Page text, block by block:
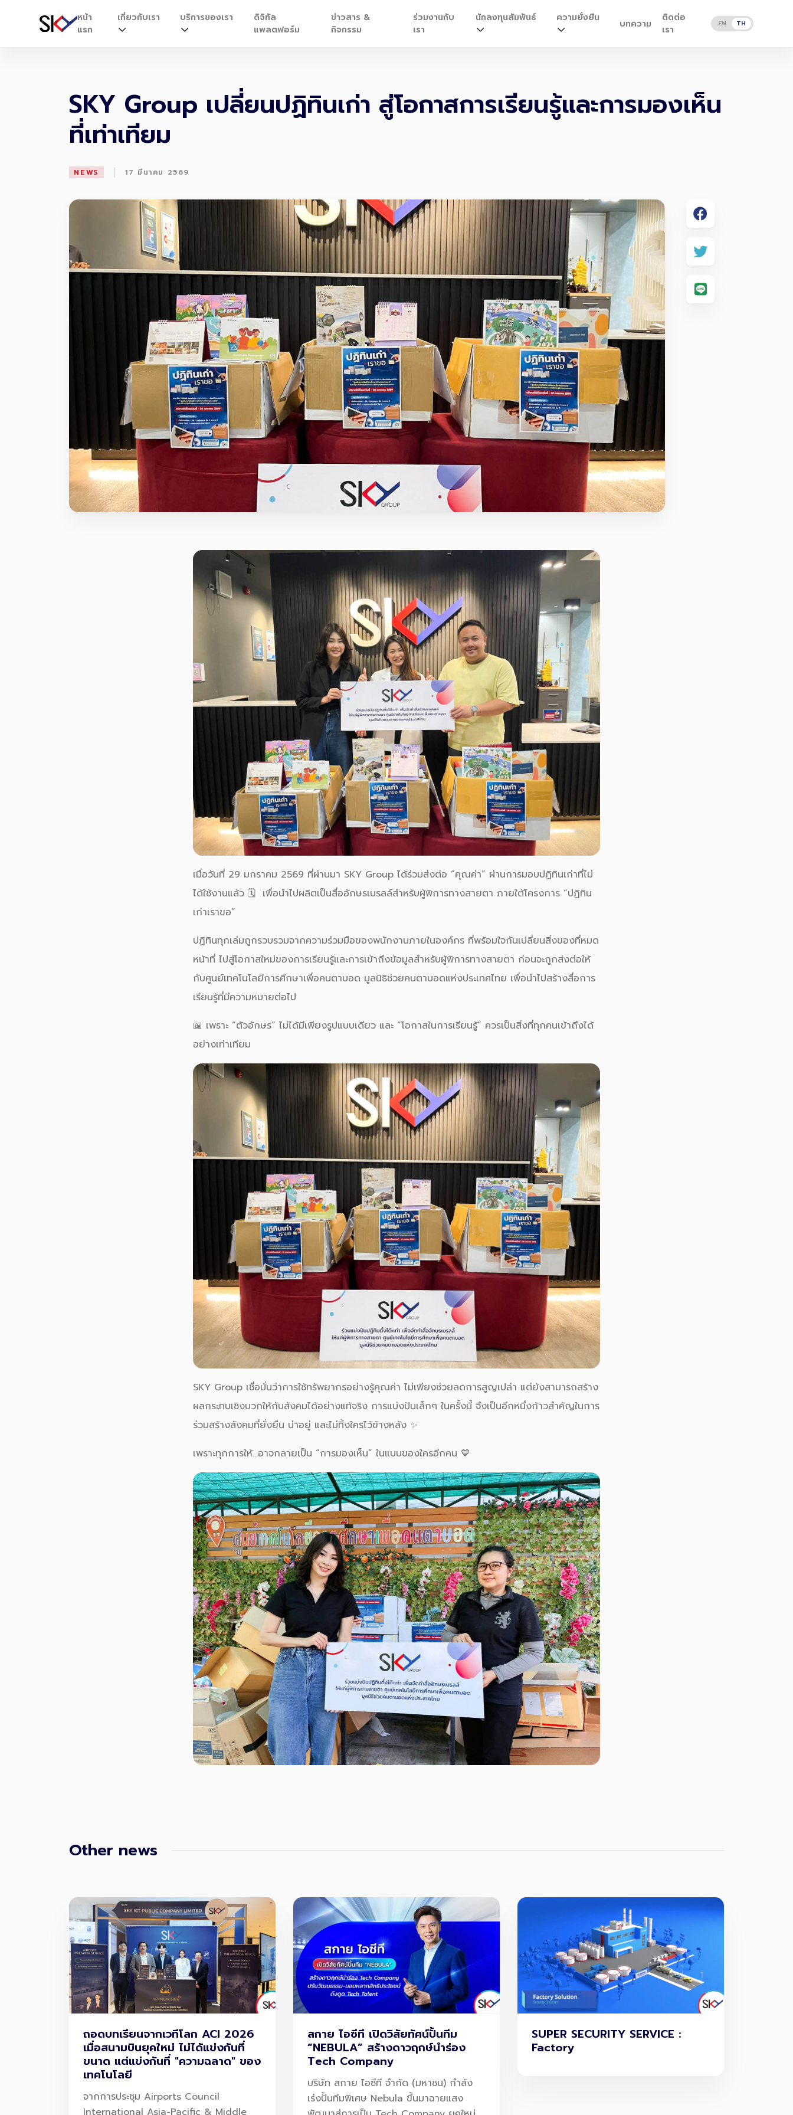
หน้า
แรก
เกี่ยวกับเรา บริการของเรา
ดิจิทัล
แพลตฟอร์ม
ข่าวสาร &
กิจกรรม
ร่วมงานกับ
เรา
นักลงทุนสัมพันธ์ ความยั่งยืน บทความ
ติดต่อ
เรา
EN TH
SKY Group เปลี่ยนปฏิทินเก่า สู่โอกาสการเรียนรู้และการมองเห็น
ที่เท่าเทียม
NEWS | 17 มีนาคม 2569
เมื่อวันที่ 29 มกราคม 2569 ที่ผ่านมา SKY Group ได้ร่วมส่งต่อ “คุณค่า” ผ่านการมอบปฏิทินเก่าที่ไม่
ได้ใช้งานแล้ว 🗓️ เพื่อนำไปผลิตเป็นสื่ออักษรเบรลล์สำหรับผู้พิการทางสายตา ภายใต้โครงการ “ปฏิทิน
เก่าเราขอ”
ปฏิทินทุกเล่มถูกรวบรวมจากความร่วมมือของพนักงานภายในองค์กร ที่พร้อมใจกันเปลี่ยนสิ่งของที่หมด
หน้าที่ ไปสู่โอกาสใหม่ของการเรียนรู้และการเข้าถึงข้อมูลสำหรับผู้พิการทางสายตา ก่อนจะถูกส่งต่อให้
กับศูนย์เทคโนโลยีการศึกษาเพื่อคนตาบอด มูลนิธิช่วยคนตาบอดแห่งประเทศไทย เพื่อนำไปสร้างสื่อการ
เรียนรู้ที่มีความหมายต่อไป
📖 เพราะ “ตัวอักษร” ไม่ได้มีเพียงรูปแบบเดียว และ “โอกาสในการเรียนรู้” ควรเป็นสิ่งที่ทุกคนเข้าถึงได้
อย่างเท่าเทียม
SKY Group เชื่อมั่นว่าการใช้ทรัพยากรอย่างรู้คุณค่า ไม่เพียงช่วยลดการสูญเปล่า แต่ยังสามารถสร้าง
ผลกระทบเชิงบวกให้กับสังคมได้อย่างแท้จริง การแบ่งปันเล็กๆ ในครั้งนี้ จึงเป็นอีกหนึ่งก้าวสำคัญในการ
ร่วมสร้างสังคมที่ยั่งยืน น่าอยู่ และไม่ทิ้งใครไว้ข้างหลัง ✨
เพราะทุกการให้…อาจกลายเป็น “การมองเห็น” ในแบบของใครอีกคน 💙
Other news
ถอดบทเรียนจากเวทีโลก ACI 2026
เมื่อสนามบินยุคใหม่ ไม่ได้แข่งกันที่
ขนาด แต่แข่งกันที่ "ความฉลาด" ของ
เทคโนโลยี
จากการประชุม Airports Council
International Asia-Pacific & Middle
สกาย ไอซีที เปิดวิสัยทัศน์ปั้นทีม
“NEBULA” สร้างดาวฤกษ์นำร่อง
Tech Company
บริษัท สกาย ไอซีที จำกัด (มหาชน) กำลัง
เร่งปั้นทีมพิเศษ Nebula ขึ้นมาฉายแสง
SUPER SECURITY SERVICE :
Factory